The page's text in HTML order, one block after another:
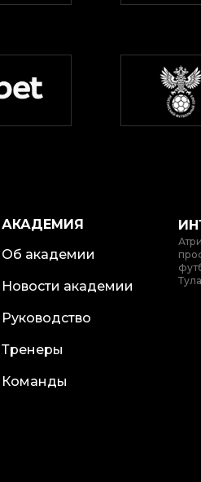
АКАДЕМИЯ
Об академии
Новости академии
Руководство
Тренеры
Команды
Тула